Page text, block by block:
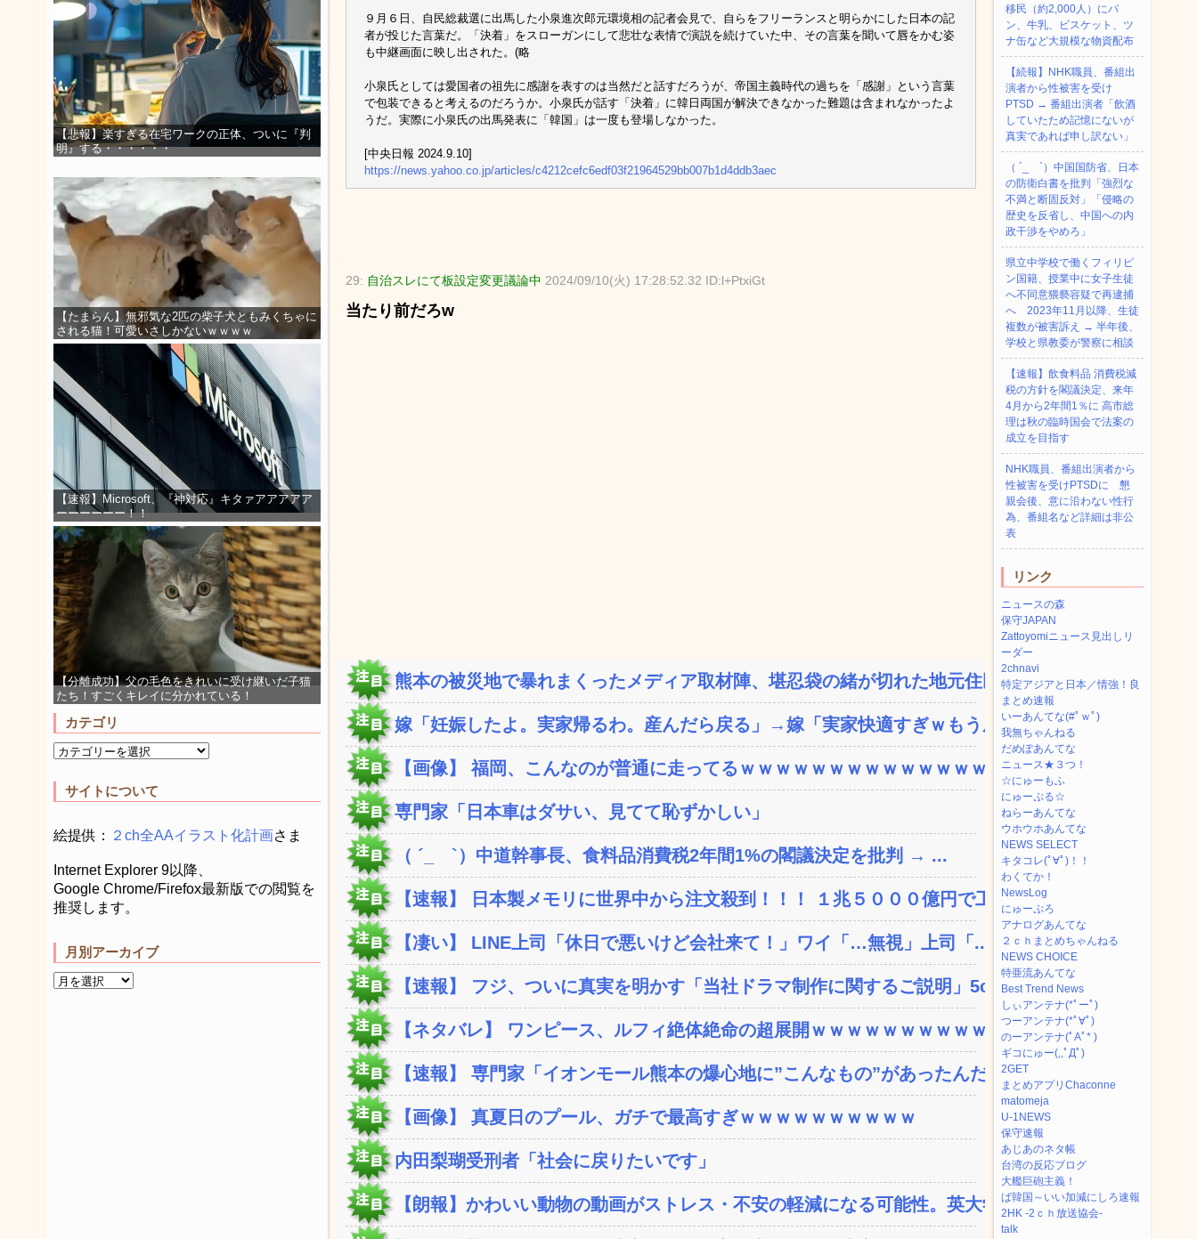
【悲報】楽すぎる在宅ワークの正体、ついに『判
明』する・・・・・・
【たまらん】無邪気な2匹の柴子犬ともみくちゃに
される猫！可愛いさしかないｗｗｗｗ
【速報】Microsoft、『神対応』キタァアアアアア
ーーーーーー！！
【分離成功】父の毛色をきれいに受け継いだ子猫
たち！すごくキレイに分かれている！
カテゴリ
サイトについて
絵提供： ２ch全AAイラスト化計画さま
Internet Explorer 9以降、
Google Chrome/Firefox最新版での閲覧を
推奨します。
月別アーカイブ
９月６日、自民総裁選に出馬した小泉進次郎元環境相の記者会見で、自らをフリーランスと明らかにした日本の記
者が投じた言葉だ。「決着」をスローガンにして悲壮な表情で演説を続けていた中、その言葉を聞いて唇をかむ姿
も中継画面に映し出された。(略
小泉氏としては愛国者の祖先に感謝を表すのは当然だと話すだろうが、帝国主義時代の過ちを「感謝」という言葉
で包装できると考えるのだろうか。小泉氏が話す「決着」に韓日両国が解決できなかった難題は含まれなかったよ
うだ。実際に小泉氏の出馬発表に「韓国」は一度も登場しなかった。
[中央日報 2024.9.10]
https://news.yahoo.co.jp/articles/c4212cefc6edf03f21964529bb007b1d4ddb3aec
29: 自治スレにて板設定変更議論中 2024/09/10(火) 17:28:52.32 ID:l+PtxiGt
当たり前だろw
熊本の被災地で暴れまくったメディア取材陣、堪忍袋の緒が切れた地元住民が...
嫁「妊娠したよ。実家帰るわ。産んだら戻る」→嫁「実家快適すぎｗもう戻り...
【画像】 福岡、こんなのが普通に走ってるｗｗｗｗｗｗｗｗｗｗｗｗｗｗｗ...
専門家「日本車はダサい、見てて恥ずかしい」
（ ´_ゝ`）中道幹事長、食料品消費税2年間1%の閣議決定を批判 → ...
【速報】 日本製メモリに世界中から注文殺到！！！ １兆５０００億円で工...
【凄い】 LINE上司「休日で悪いけど会社来て！」ワイ「…無視」上司「...
【速報】 フジ、ついに真実を明かす「当社ドラマ制作に関するご説明」5c...
【ネタバレ】 ワンピース、ルフィ絶体絶命の超展開ｗｗｗｗｗｗｗｗｗｗｗ...
【速報】 専門家「イオンモール熊本の爆心地に”こんなもの”があったんだ...
【画像】 真夏日のプール、ガチで最高すぎｗｗｗｗｗｗｗｗｗｗ
内田梨瑚受刑者「社会に戻りたいです」
【朗報】かわいい動物の動画がストレス・不安の軽減になる可能性。英大学の...
移民（約2,000人）にパ
ン、牛乳、ビスケット、ツ
ナ缶など大規模な物資配布
【続報】NHK職員、番組出
演者から性被害を受け
PTSD → 番組出演者「飲酒
していたため記憶にないが
真実であれば申し訳ない」
（ ´_ゝ`）中国国防省、日本
の防衛白書を批判「強烈な
不満と断固反対」「侵略の
歴史を反省し、中国への内
政干渉をやめろ」
県立中学校で働くフィリピ
ン国籍、授業中に女子生徒
へ不同意猥褻容疑で再逮捕
へ 2023年11月以降、生徒
複数が被害訴え → 半年後、
学校と県教委が警察に相談
【速報】飲食料品 消費税減
税の方針を閣議決定、来年
4月から2年間1％に 高市総
理は秋の臨時国会で法案の
成立を目指す
NHK職員、番組出演者から
性被害を受けPTSDに 懇
親会後、意に沿わない性行
為、番組名など詳細は非公
表
リンク
ニュースの森
保守JAPAN
Zattoyomiニュース見出しリ
ーダー
2chnavi
特定アジアと日本／情強！良
まとめ速報
いーあんてな(#ﾟｗﾟ)
我無ちゃんねる
だめぽあんてな
ニュース★３つ！
☆にゅーもふ
にゅーぷる☆
ねらーあんてな
ウホウホあんてな
NEWS SELECT
キタコレ(ﾟ∀ﾟ)！！
わくてか！
NewsLog
にゅーぷろ
アナログあんてな
２ｃｈまとめちゃんねる
NEWS CHOICE
特亜流あんてな
Best Trend News
しぃアンテナ(*ﾟーﾟ)
つーアンテナ(*ﾟ∀ﾟ)
のーアンテナ(ﾟAﾟ* )
ギコにゅー(,,ﾟДﾟ)
2GET
まとめアプリChaconne
matomeja
U-1NEWS
保守速報
あじあのネタ帳
台湾の反応ブログ
大艦巨砲主義！
ば韓国～いい加減にしろ速報
2HK -2ｃｈ放送協会-
talk